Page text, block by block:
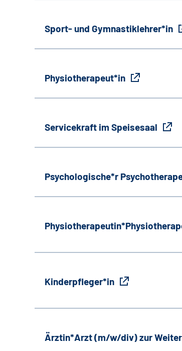
Sport- und Gymnastiklehrer*in
Physiotherapeut*in
Servicekraft im Speisesaal
Psychologische*r
Kinderpfleger*in
Ärztin*Arzt (m/w/div) zur